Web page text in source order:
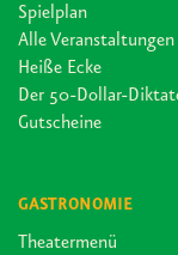
Spielplan
Alle Veranstaltungen
Heiße Ecke
Der 50-Dollar-
Gutscheine
GASTRONOMIE
Theatermenü